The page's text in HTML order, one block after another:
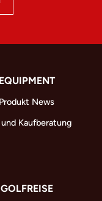
EQUIPMENT
Produkt News
Kaufberatung
GOLFREISE